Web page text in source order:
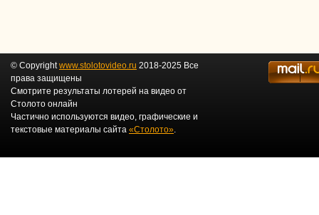
© Copyrightwww.stolotovideo.ru 2018-2025 Все
права защищены
Смотрите результаты лотерей на видео от
Столото онлайн
Частично используются видео, графические и
текстовые материалы сайта «Столото».